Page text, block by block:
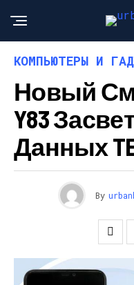
КОМПЬЮТЕРЫ И
Новый
Y83
Данных
By